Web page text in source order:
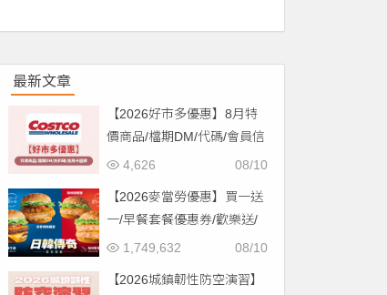
最新文章
【2026好市多優惠】8月特
價商品/檔期DM/代碼/會員信
用卡回饋一次看！
08/10
4,626
【2026麥當勞優惠】買一送
一/早餐套餐優惠券/歡樂送/
外送優惠/菜單整理
08/10
1,749,632
【2026城鎮韌性防空演習】